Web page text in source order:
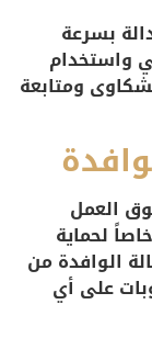
بسرعة
واستخدام
ومتابعة
العمل
لحماية
الوافدة من
على أي